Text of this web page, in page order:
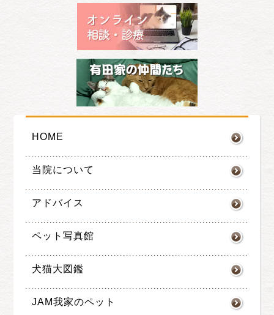
HOME
当院について
アドバイス
ペット写真館
犬猫大図鑑
JAM我家のペット